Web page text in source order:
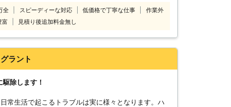
再施工できるためご安心ください。ハトにお困りな
承っています。
全 スピーディーな対応 低価格で丁寧な仕事
作業外
富 見積り後追加料金無し
ラント
除します！
日常生活で起こるトラブルは実に様々となります。ハ